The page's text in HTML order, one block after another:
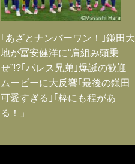
｢あざとナンバーワン！｣鎌田大
地が冨安健洋に“肩組み頭乗
せ”!?｢パレス兄弟｣爆誕の歓迎
ムービーに大反響｢最後の鎌田
可愛すぎる｣｢粋にも程があ
る！」